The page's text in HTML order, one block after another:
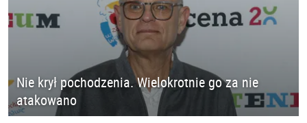
Nie krył pochodzenia. Wielokrotnie go za nie
atakowano